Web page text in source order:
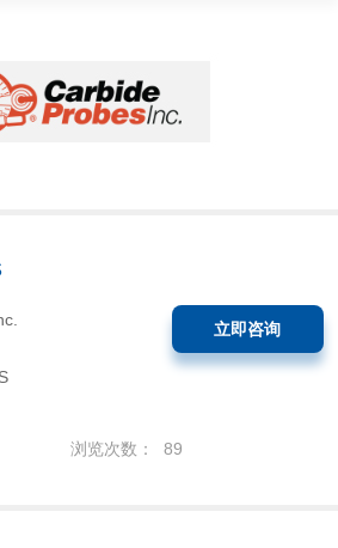
立即咨询
浏览次数： 89